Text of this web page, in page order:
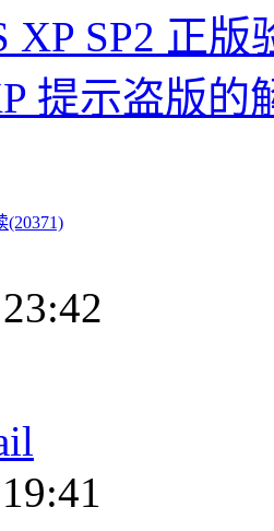
XP SP2 正版
提示盗版的
(20371)